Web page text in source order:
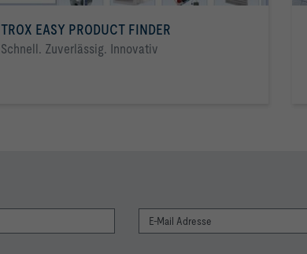
TROX EASY PRODUCT FINDER
Schnell. Zuverlässig. Innovativ